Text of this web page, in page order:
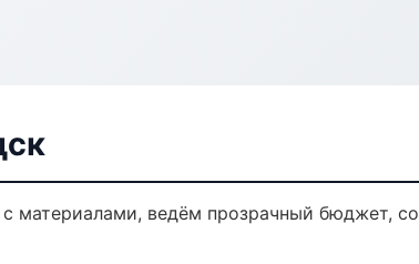
материалами, ведём прозрачный бюджет,